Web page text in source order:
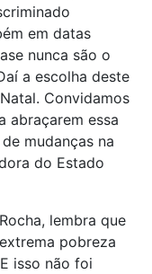
em datas
nunca são o
a escolha deste
Convidamos
abraçarem essa
mudanças na
do Estado
lembra que
pobreza
isso não foi